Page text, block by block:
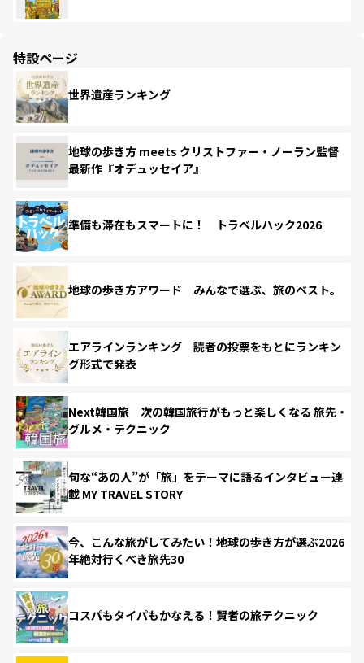
特設ページ
世界遺産ランキング
地球の歩き方 meets クリストファー・ノーラン監督
最新作『オデュッセイア』
準備も滞在もスマートに！ トラベルハック2026
地球の歩き方アワード みんなで選ぶ、旅のベスト。
エアラインランキング 読者の投票をもとにランキン
グ形式で発表
Next韓国旅 次の韓国旅行がもっと楽しくなる 旅先・
グルメ・テクニック
旬な“あの人”が「旅」をテーマに語るインタビュー連
載 MY TRAVEL STORY
今、こんな旅がしてみたい！地球の歩き方が選ぶ2026
年絶対行くべき旅先30
コスパもタイパもかなえる！賢者の旅テクニック